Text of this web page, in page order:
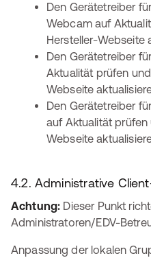
Den Gerätetreiber
Webcam auf
Hersteller-Webseite
Den Gerätetreiber
Aktualität prüfen
Webseite
Den Gerätetreiber
auf Aktualität
Webseite
4.2. Administrative
Achtung: Dieser Punkt
Administratoren/EDV-
Anpassung der lokalen